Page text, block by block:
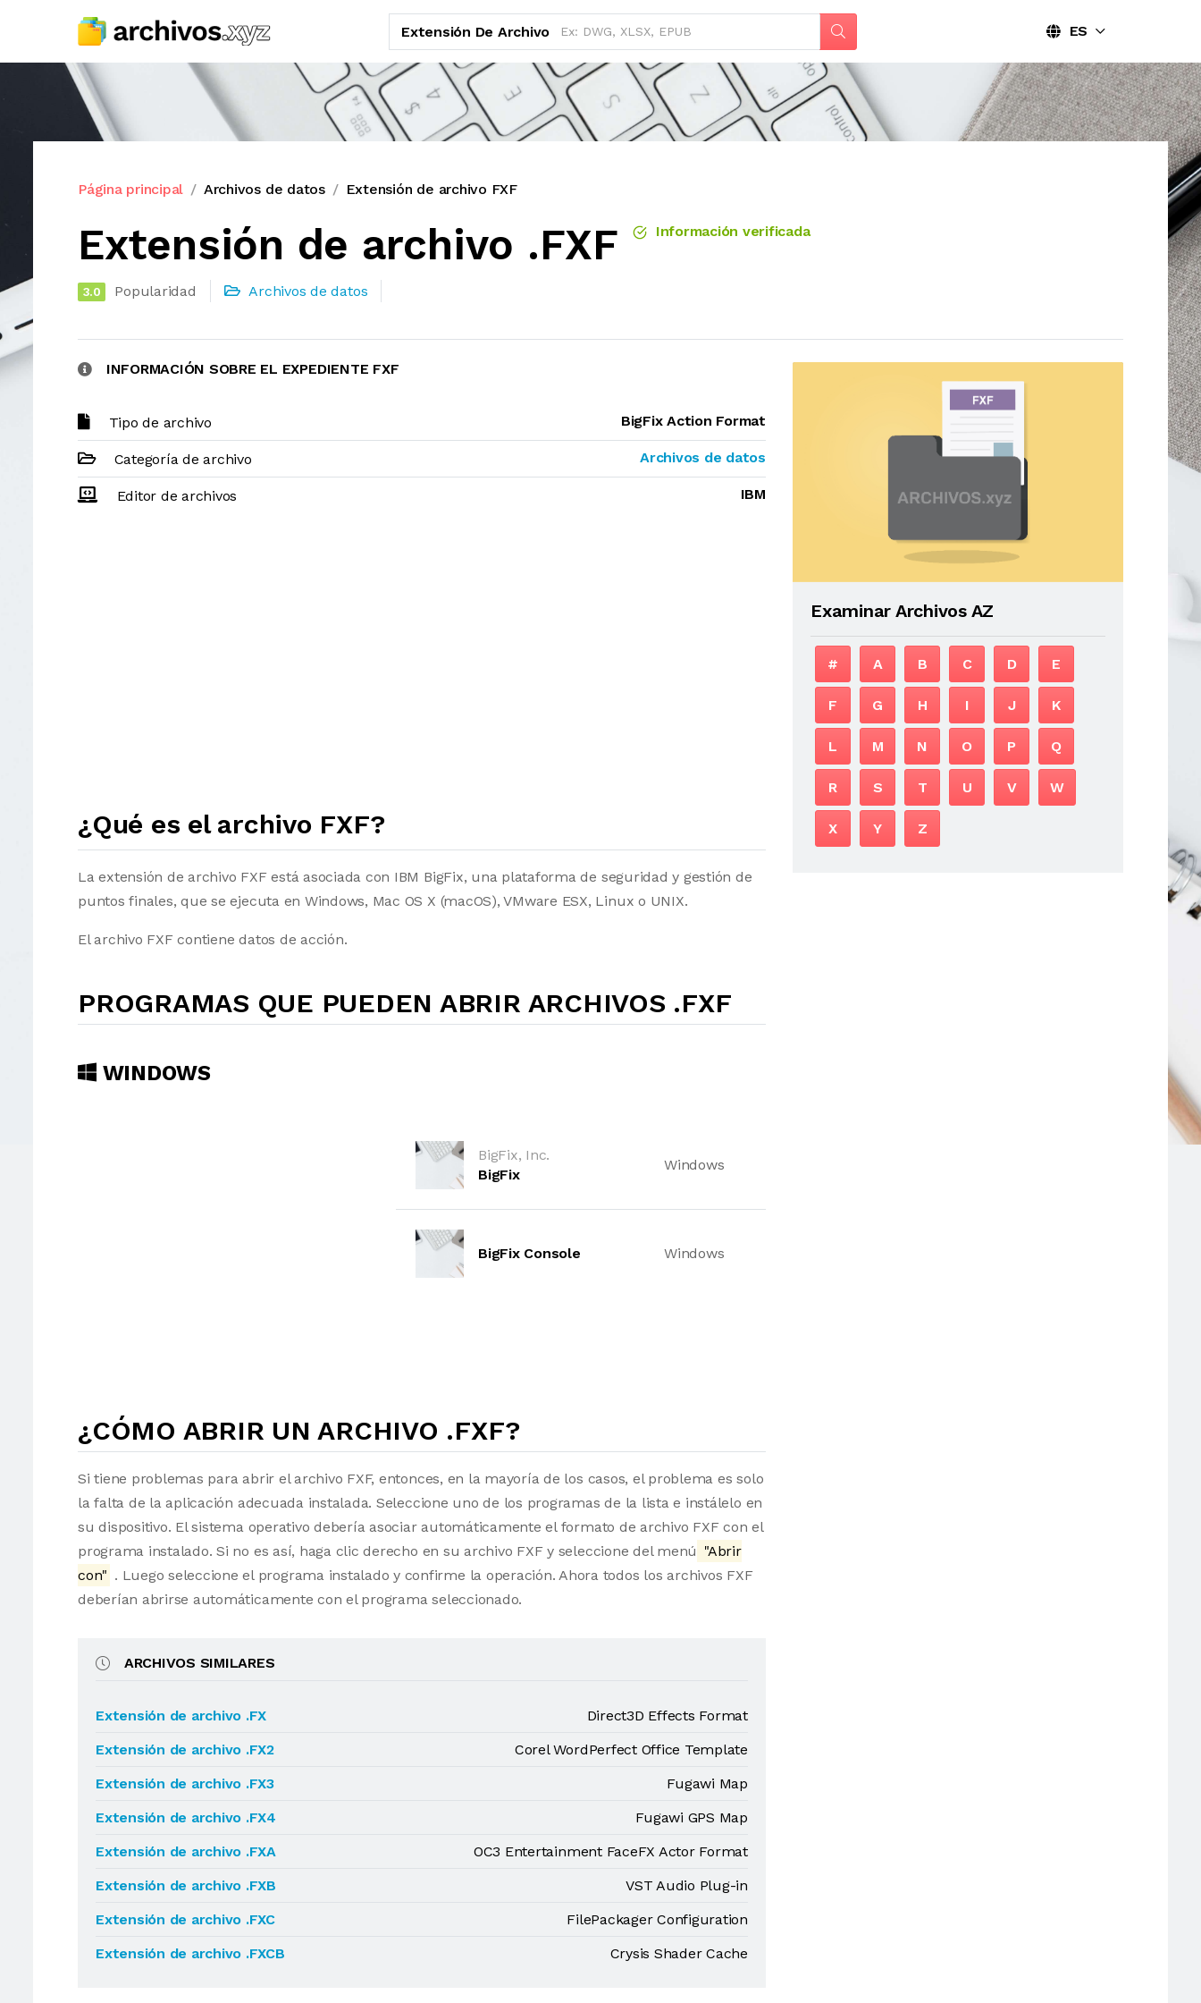
Extensión De Archivo ES
Página principal Archivos de datos Extensión de archivo FXF
Extensión de archivo .FXF Información verificada
3.0 Popularidad Archivos de datos
INFORMACIÓN SOBRE EL EXPEDIENTE FXF
Tipo de archivo BigFix Action Format
Categoría de archivo Archivos de datos
Editor de archivos IBM
¿Qué es el archivo FXF?
La extensión de archivo FXF está asociada con IBM BigFix, una plataforma de seguridad y gestión de
puntos finales, que se ejecuta en Windows, Mac OS X (macOS), VMware ESX, Linux o UNIX.
El archivo FXF contiene datos de acción.
PROGRAMAS QUE PUEDEN ABRIR ARCHIVOS .FXF
WINDOWS
BigFix, Inc.
BigFix
Windows
BigFix Console Windows
¿CÓMO ABRIR UN ARCHIVO .FXF?
Si tiene problemas para abrir el archivo FXF, entonces, en la mayoría de los casos, el problema es solo
la falta de la aplicación adecuada instalada. Seleccione uno de los programas de la lista e instálelo en
su dispositivo. El sistema operativo debería asociar automáticamente el formato de archivo FXF con el
programa instalado. Si no es así, haga clic derecho en su archivo FXF y seleccione del menú "Abrir
con" . Luego seleccione el programa instalado y confirme la operación. Ahora todos los archivos FXF
deberían abrirse automáticamente con el programa seleccionado.
ARCHIVOS SIMILARES
Extensión de archivo .FX
Direct3D Effects Format
Extensión de archivo .FX2
Corel WordPerfect Office Template
Extensión de archivo .FX3
Fugawi Map
Extensión de archivo .FX4
Fugawi GPS Map
Extensión de archivo .FXA
OC3 Entertainment FaceFX Actor Format
Extensión de archivo .FXB
VST Audio Plug-in
Extensión de archivo .FXC
FilePackager Configuration
Extensión de archivo .FXCB
Crysis Shader Cache
Examinar Archivos AZ
# A B C D E
F G H I J K
L M N O P Q
R S T U V W
X Y Z